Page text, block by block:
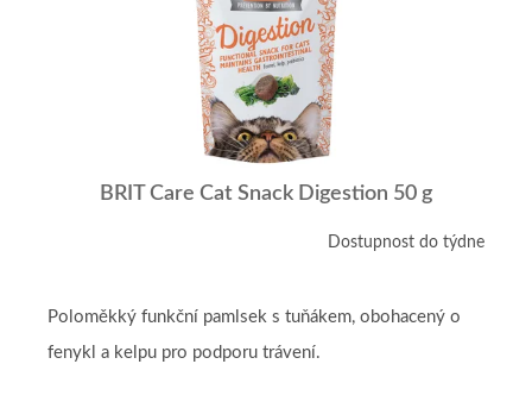
BRIT Care Cat Snack Digestion 50 g
Dostupnost do týdne
Poloměkký funkční pamlsek s tuňákem, obohacený o
fenykl a kelpu pro podporu trávení.